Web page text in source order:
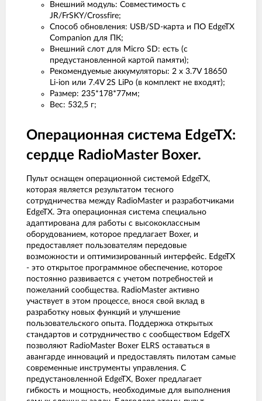
Внешний модуль: Совместимость с
JR/FrSKY/Crossfire;
Способ обновления: USB/SD-карта и ПО EdgeTX
Companion для ПК;
Внешний слот для Micro SD: есть (с
предустановленной картой памяти);
Рекомендуемые аккумуляторы: 2 x 3.7V 18650
Li-ion или 7.4V 2S LiPo (в комплект не входят);
Размер: 235*178*77мм;
Вес: 532,5 г;
Операционная система EdgeTX:
сердце RadioMaster Boxer.
Пульт оснащен операционной системой EdgeTX,
которая является результатом тесного
сотрудничества между RadioMaster и разработчиками
EdgeTX. Эта операционная система специально
адаптирована для работы с высококлассным
оборудованием, которое предлагает Boxer, и
предоставляет пользователям передовые
возможности и оптимизированный интерфейс. EdgeTX
- это открытое программное обеспечение, которое
постоянно развивается с учетом потребностей и
пожеланий сообщества. RadioMaster активно
участвует в этом процессе, внося свой вклад в
разработку новых функций и улучшение
пользовательского опыта. Поддержка открытых
стандартов и сотрудничество с сообществом EdgeTX
позволяют RadioMaster Boxer ELRS оставаться в
авангарде инноваций и предоставлять пилотам самые
современные инструменты управления. С
предустановленной EdgeTX, Boxer предлагает
гибкость и мощность, необходимые для выполнения